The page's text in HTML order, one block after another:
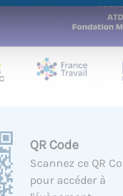
QR Code
Scannez ce QR
pour accéder à